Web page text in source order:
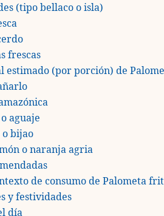
(tipo bellaco o isla)
frescas
estimado (por porción) de
aguaje
o bijao
o naranja agria
de consumo de Palometa
y festividades
día